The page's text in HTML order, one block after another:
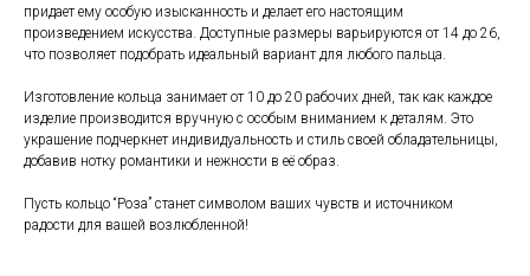
придает ему особую изысканность и делает его настоящим
произведением искусства. Доступные размеры варьируются от 14 до 26,
что позволяет подобрать идеальный вариант для любого пальца.
Изготовление кольца занимает от 10 до 20 рабочих дней, так как каждое
изделие производится вручную с особым вниманием к деталям. Это
украшение подчеркнет индивидуальность и стиль своей обладательницы,
добавив нотку романтики и нежности в её образ.
Пусть кольцо “Роза” станет символом ваших чувств и источником
радости для вашей возлюбленной!